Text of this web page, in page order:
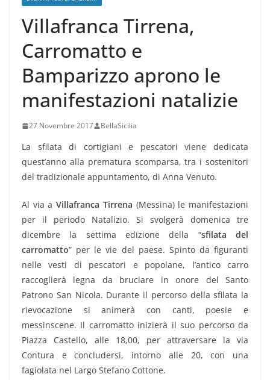
Villafranca Tirrena,
Carromatto e
Bamparizzo aprono le
manifestazioni natalizie
27 Novembre 2017 BellaSicilia
La sfilata di cortigiani e pescatori viene dedicata
quest’anno alla prematura scomparsa, tra i sostenitori
del tradizionale appuntamento, di Anna Venuto.
Al via aVillafranca Tirrena (Messina) le manifestazioni
per il periodo Natalizio. Si svolgerà domenica tre
dicembre la settima edizione della “sfilata del
carromatto” per le vie del paese. Spinto da figuranti
nelle vesti di pescatori e popolane, l’antico carro
raccoglierà legna da bruciare in onore del Santo
Patrono San Nicola. Durante il percorso della sfilata la
rievocazione si animerà con canti, poesie e
messinscene. Il carromatto inizierà il suo percorso da
Piazza Castello, alle 18,00, per attraversare la via
Contura e concludersi, intorno alle 20, con una
fagiolata nel Largo Stefano Cottone.